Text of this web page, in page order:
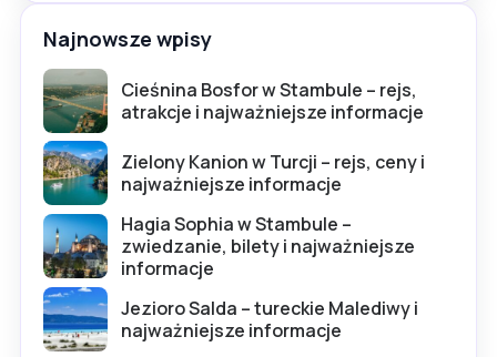
Najnowsze wpisy
Cieśnina Bosfor w Stambule – rejs,
atrakcje i najważniejsze informacje
Zielony Kanion w Turcji – rejs, ceny i
najważniejsze informacje
Hagia Sophia w Stambule –
zwiedzanie, bilety i najważniejsze
informacje
Jezioro Salda – tureckie Malediwy i
najważniejsze informacje